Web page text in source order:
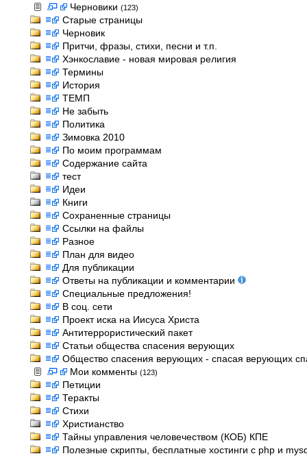
Черновики (123)
Старые страницы
Черновик
Притчи, фразы, стихи, песни и т.п.
Хэнкославие - новая мировая религия
Термины
История
ТЕМП
Не забыть
Политика
Зимовка 2010
По моим программам
Содержание сайта
тест
Идеи
Книги
Сохраненные страницы
Ссылки на файлы
Разное
План для видео
Для публикации
Ответы на публикации и комментарии
Специальные предложения!
В соц. сети
Проект иска на Иисуса Христа
Антитеррористический пакет
Статьи общества спасения верующих
Общество спасения верующих - спасая верующих
Мои комменты (123)
Петиции
Теракты
Стихи
Христианство
Тайны управления человечеством (КОБ) КПЕ
Полезные скрипты, бесплатные хостинги с php и